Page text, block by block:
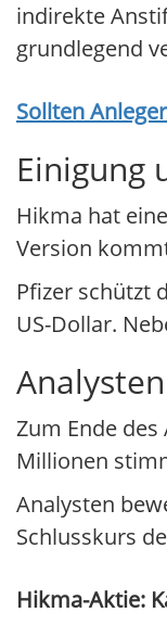
indirekte
grundlegend
Sollten
Einigung
Hikma hat
Version
Pfizer schützt
US-Dollar.
Zum Ende
Millionen
Analysten
Schlusskurs
Hikma-Aktie: